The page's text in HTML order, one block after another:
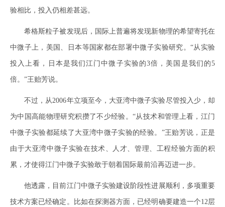
验相比，投入仍相差甚远。
希格斯粒子被发现后，国际上普遍将发现新物理的希望寄托在
中微子上，美国、日本等国家都在部署中微子实验研究。“从实验
投入上看，日本是我们江门中微子实验的3倍，美国是我们的5
倍。”王贻芳说。
不过，从2006年立项至今，大亚湾中微子实验尽管投入少，却
为中国高能物理研究积攒了不少经验。“从技术和管理上看，江门
中微子实验都延续了大亚湾中微子实验的经验。”王贻芳说，正是
由于大亚湾中微子实验在技术、人才、管理、工程经验方面的积
累，才使得江门中微子实验敢于朝着国际最前沿再迈进一步。
他透露，目前江门中微子实验建设阶段性进展顺利，多项重要
技术方案已经确定。比如在探测器方面，已经明确要建造一个12层